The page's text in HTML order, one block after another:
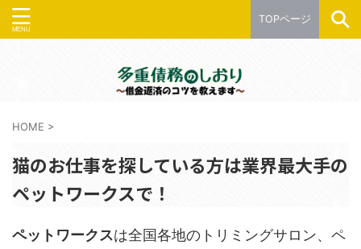
TOPページ
HOME >
猫のお仕事を探している方は業界最大手の
ペットワークスで！
ペットワークスは全国各地のトリミングサロン、ペ